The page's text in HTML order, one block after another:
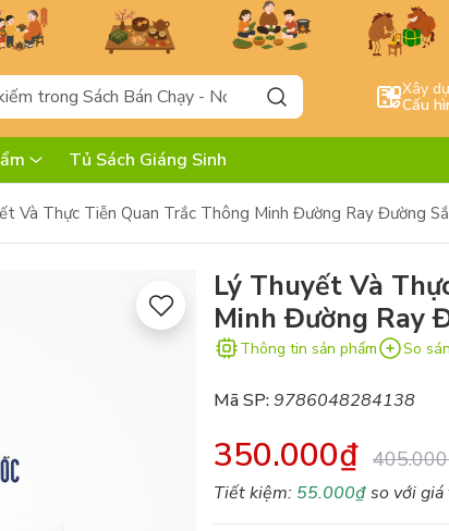
Xây
Cấu
Tủ Sách Giáng Sinh
Và Thực Tiễn Quan Trắc Thông Minh Đường Ray Đường
Lý Thuyết Và
Minh Đường Ray
Thông tin sản phẩm So
Mã SP:9786048284138
350.000₫
Tiết kiệm: 55.000₫so với